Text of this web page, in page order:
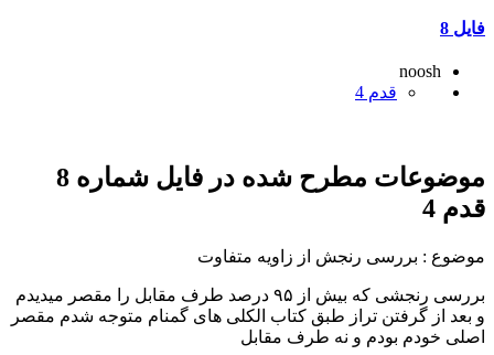
فایل 8
noosh
قدم 4
موضوعات مطرح شده در فایل شماره 8
قدم 4
موضوع : بررسی رنجش از زاویه متفاوت
بررسی رنجشی که بیش از ۹۵ درصد طرف مقابل را مقصر میدیدم
و بعد از گرفتن تراز طبق کتاب الکلی های گمنام متوجه شدم مقصر
اصلی خودم بودم و نه طرف مقابل